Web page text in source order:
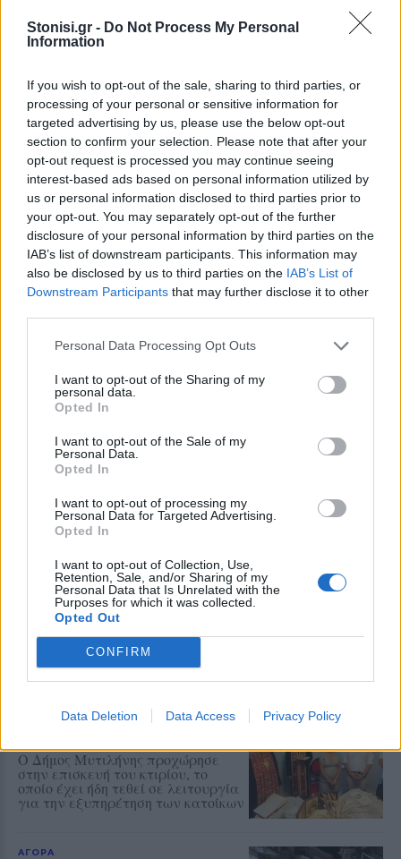
Stonisi.gr - Do Not Process My Personal
Information
If you wish to opt-out of the sale, sharing to third parties, or
processing of your personal or sensitive information for
targeted advertising by us, please use the below opt-out
section to confirm your selection. Please note that after your
opt-out request is processed you may continue seeing
interest-based ads based on personal information utilized by
us or personal information disclosed to third parties prior to
your opt-out. You may separately opt-out of the further
disclosure of your personal information by third parties on the
IAB’s list of downstream participants. This information may
also be disclosed by us to third parties on the IAB’s List of
Downstream Participants that may further disclose it to other
Personal Data Processing Opt Outs
I want to opt-out of the Sharing of my
personal data.
Opted In
I want to opt-out of the Sale of my
Personal Data.
Opted In
I want to opt-out of processing my
Personal Data for Targeted Advertising.
Opted In
I want to opt-out of Collection, Use,
Retention, Sale, and/or Sharing of my
Personal Data that Is Unrelated with the
Purposes for which it was collected.
Opted Out
CONFIRM
Data Deletion Data Access Privacy Policy
ΔΥΤΙΚΗ ΛΕΣΒΟΣ
Μήθυμνα
Ο Δήμος Δυτικής Λέσβου ζητά την
αλλαγή της κατάταξης της
περιοχής
ΡΕΠΟΡΤΑΖ ΔΡΑΣΕΙΣ
Στο Πανελλήνιον έκθεση
σύνδεσης του σήμερα της
Μυτιλήνης με το χθες
Μια έκθεση διοργανωμένη από τον
Εμπορικό Σύλλογο Μυτιλήνης
Η γιορτή της τράτας ζωντάνεψε
ξανά στη Σκάλα Πολιχνίτου
Η αναπαράσταση του παλιού
παραδοσιακοί χοροί και η μουσική
γέμισαν το λιμάνι το βράδυ της 6ης
Αυγούστου
ΠΡΟΣΦΥΓΕΣ
«Ένα βιβλίο, ένα χαμόγελο» για
τα παιδιά του Κοινωνικού
Φροντιστηρίου Μυτιλήνης
Βραβεύτηκαν οι μαθητές για την
προσπάθειά τους – Ο Ματίν, παιδί
πρόσφυγας, πέρασε στη
Νοσηλευτική του Αριστοτελείου
Πανεπιστημίου Θεσσαλονίκης
Αγιασμός στο ανακαινισμένο
Κοινοτικό Γραφείο
Ο Δήμος Μυτιλήνης προχώρησε
στην επισκευή του κτιρίου, το
οποίο έχει ήδη τεθεί σε λειτουργία
για την εξυπηρέτηση των κατοίκων
ΑΓΟΡΑ